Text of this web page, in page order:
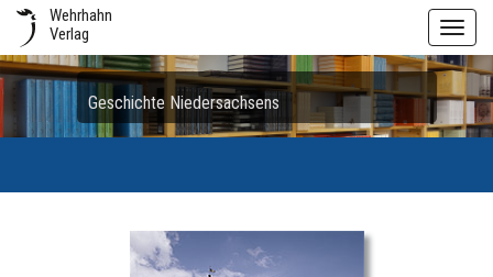
Wehrhahn
Verlag
Geschichte Niedersachsens